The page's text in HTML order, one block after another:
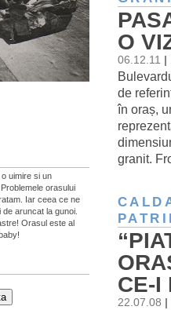
O
06.12.11
de
în oraș,
granit.
CE-I
22.07.08
uimire si un
orasului
Iar ceea ce ne
aruncat la gunoi.
Orasul este al